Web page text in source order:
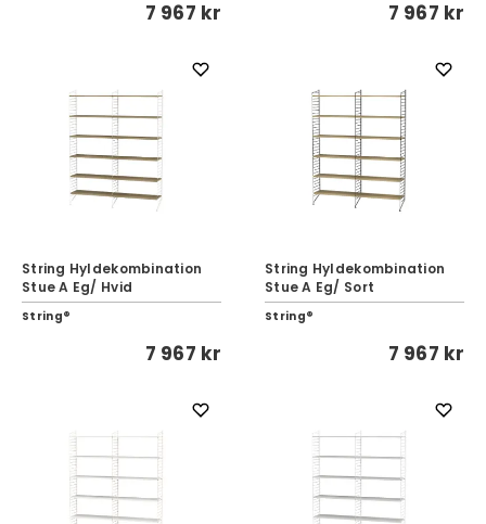
7 967 kr 7 967 kr
String Hyldekombination
Stue A Eg/ Hvid
String®
7 967 kr
String Hyldekombination
Stue A Eg/ Sort
String®
7 967 kr